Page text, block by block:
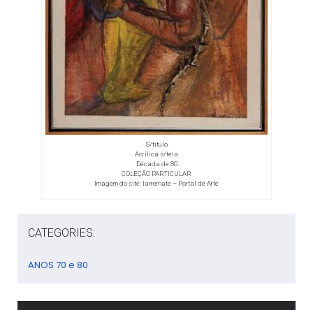
S/título
Acrílica s/tela
Década de 80
COLEÇÃO PARTICULAR
Imagem do site: Iarremate – Portal de Arte
CATEGORIES:
ANOS 70 e 80